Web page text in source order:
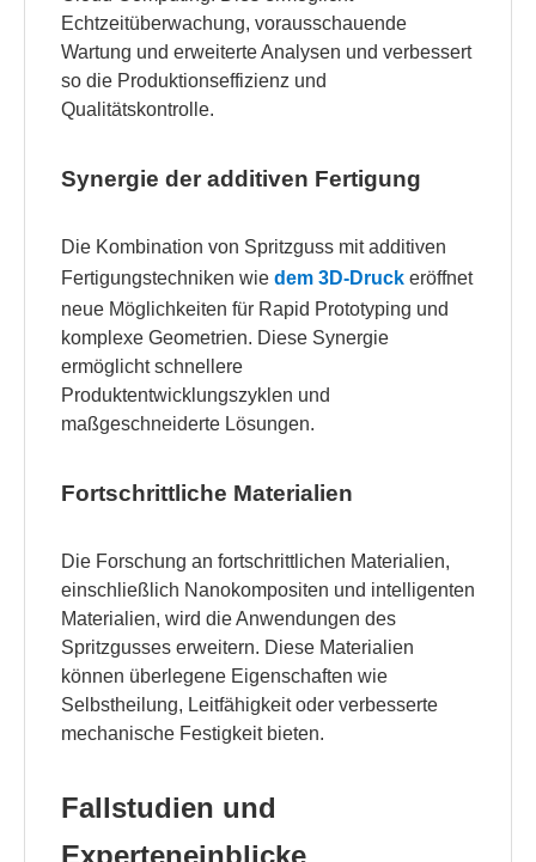
Echtzeitüberwachung, vorausschauende
Wartung und erweiterte Analysen und verbessert
so die Produktionseffizienz und
Qualitätskontrolle.
Synergie der additiven Fertigung
Die Kombination von Spritzguss mit additiven
Fertigungstechniken wie dem 3D-Druck eröffnet
neue Möglichkeiten für Rapid Prototyping und
komplexe Geometrien. Diese Synergie
ermöglicht schnellere
Produktentwicklungszyklen und
maßgeschneiderte Lösungen.
Fortschrittliche Materialien
Die Forschung an fortschrittlichen Materialien,
einschließlich Nanokompositen und intelligenten
Materialien, wird die Anwendungen des
Spritzgusses erweitern. Diese Materialien
können überlegene Eigenschaften wie
Selbstheilung, Leitfähigkeit oder verbesserte
mechanische Festigkeit bieten.
Fallstudien und